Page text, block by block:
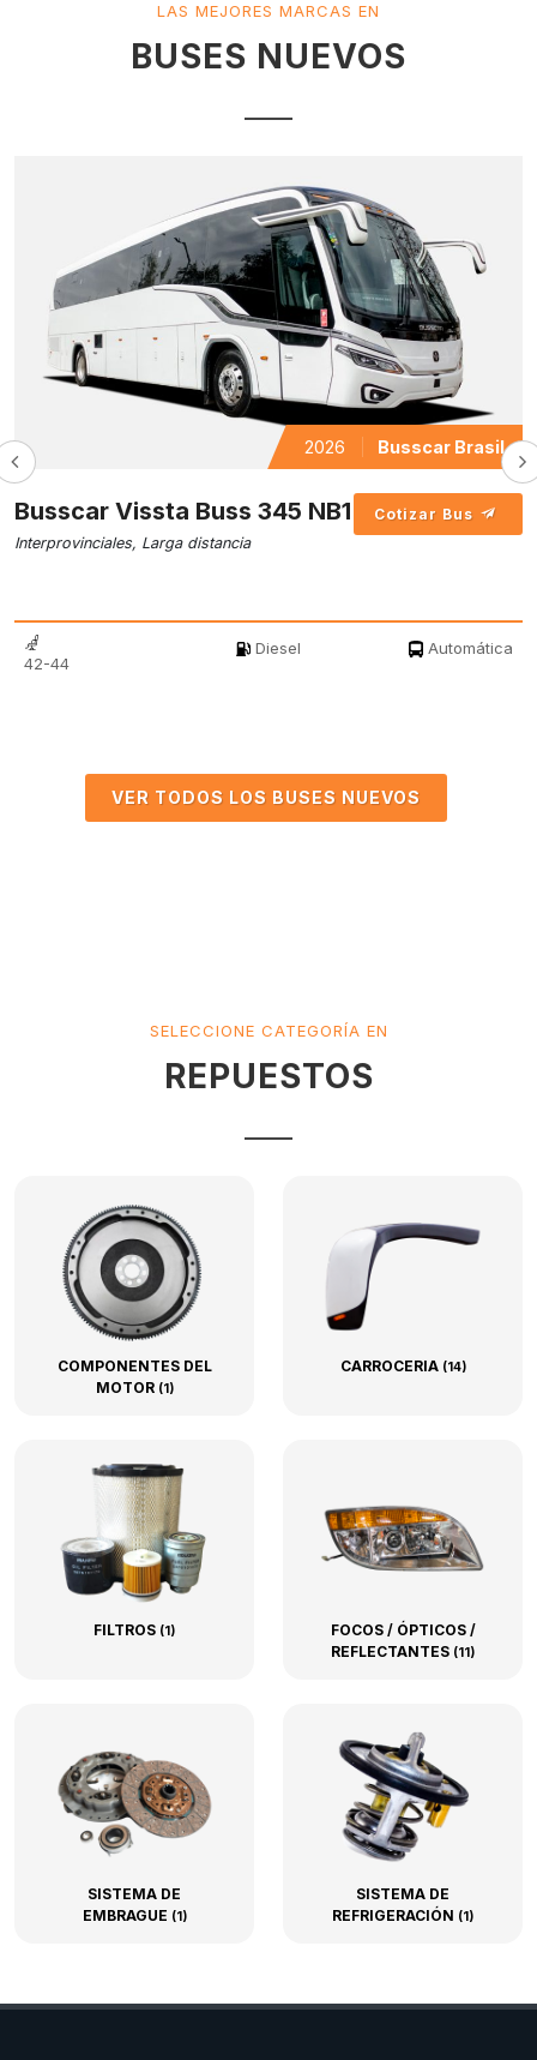
LAS MEJORES MARCAS EN
BUSES NUEVOS
2026 Busscar Brasil
Busscar Vissta Buss 345 NB1
Interprovinciales, Larga distancia
Cotizar Bus
42-44
Diesel Automática
VER TODOS LOS BUSES NUEVOS
SELECCIONE CATEGORÍA EN
REPUESTOS
COMPONENTES DEL
MOTOR (1)
CARROCERIA (14)
FILTROS (1)
FOCOS / ÓPTICOS /
REFLECTANTES (11)
SISTEMA DE
EMBRAGUE (1)
SISTEMA DE
REFRIGERACIÓN (1)